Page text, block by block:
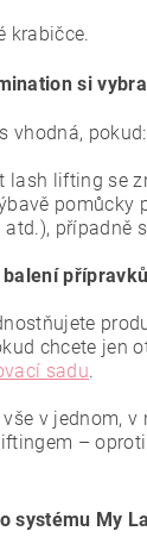
krabičce.
si
vhodná, pokud:
lash lifting se
případně
chcete jen
sadu.
v jednom,
–
systému My